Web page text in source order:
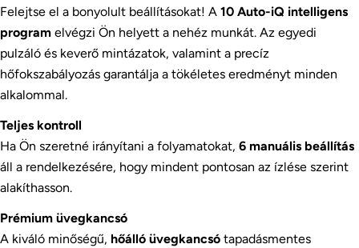
Felejtse el a bonyolult beállításokat! A 10 Auto-iQ intelligens
program elvégzi Ön helyett a nehéz munkát. Az egyedi
pulzáló és keverő mintázatok, valamint a precíz
hőfokszabályozás garantálja a tökéletes eredményt minden
alkalommal.
Teljes kontroll
Ha Ön szeretné irányítani a folyamatokat, 6 manuális beállítás
áll a rendelkezésére, hogy mindent pontosan az ízlése szerint
alakíthasson.
Prémium üvegkancsó
A kiváló minőségű, hőálló üvegkancsó tapadásmentes